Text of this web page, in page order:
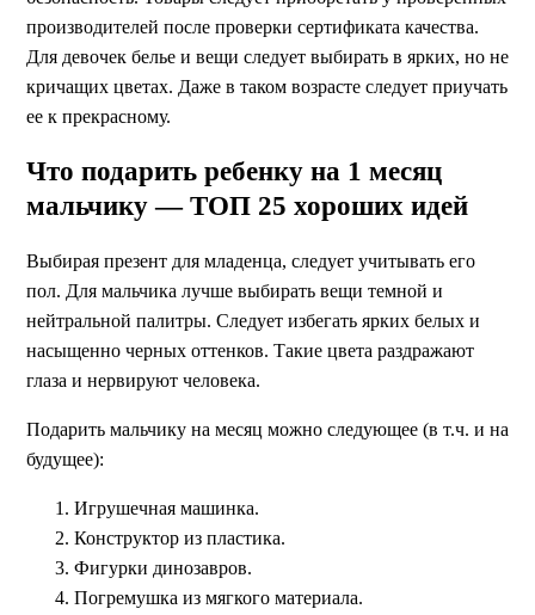
производителей после проверки сертификата качества.
Для девочек белье и вещи следует выбирать в ярких, но не
кричащих цветах. Даже в таком возрасте следует приучать
ее к прекрасному.
Что подарить ребенку на 1 месяц
мальчику — ТОП 25 хороших идей
Выбирая презент для младенца, следует учитывать его
пол. Для мальчика лучше выбирать вещи темной и
нейтральной палитры. Следует избегать ярких белых и
насыщенно черных оттенков. Такие цвета раздражают
глаза и нервируют человека.
Подарить мальчику на месяц можно следующее (в т.ч. и на
будущее):
Игрушечная машинка.
Конструктор из пластика.
Фигурки динозавров.
Погремушка из мягкого материала.